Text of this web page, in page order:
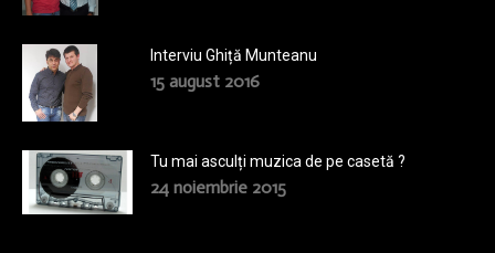
Interviu Ghiță Munteanu
15 august 2016
Tu mai asculți muzica de pe casetă ?
24 noiembrie 2015